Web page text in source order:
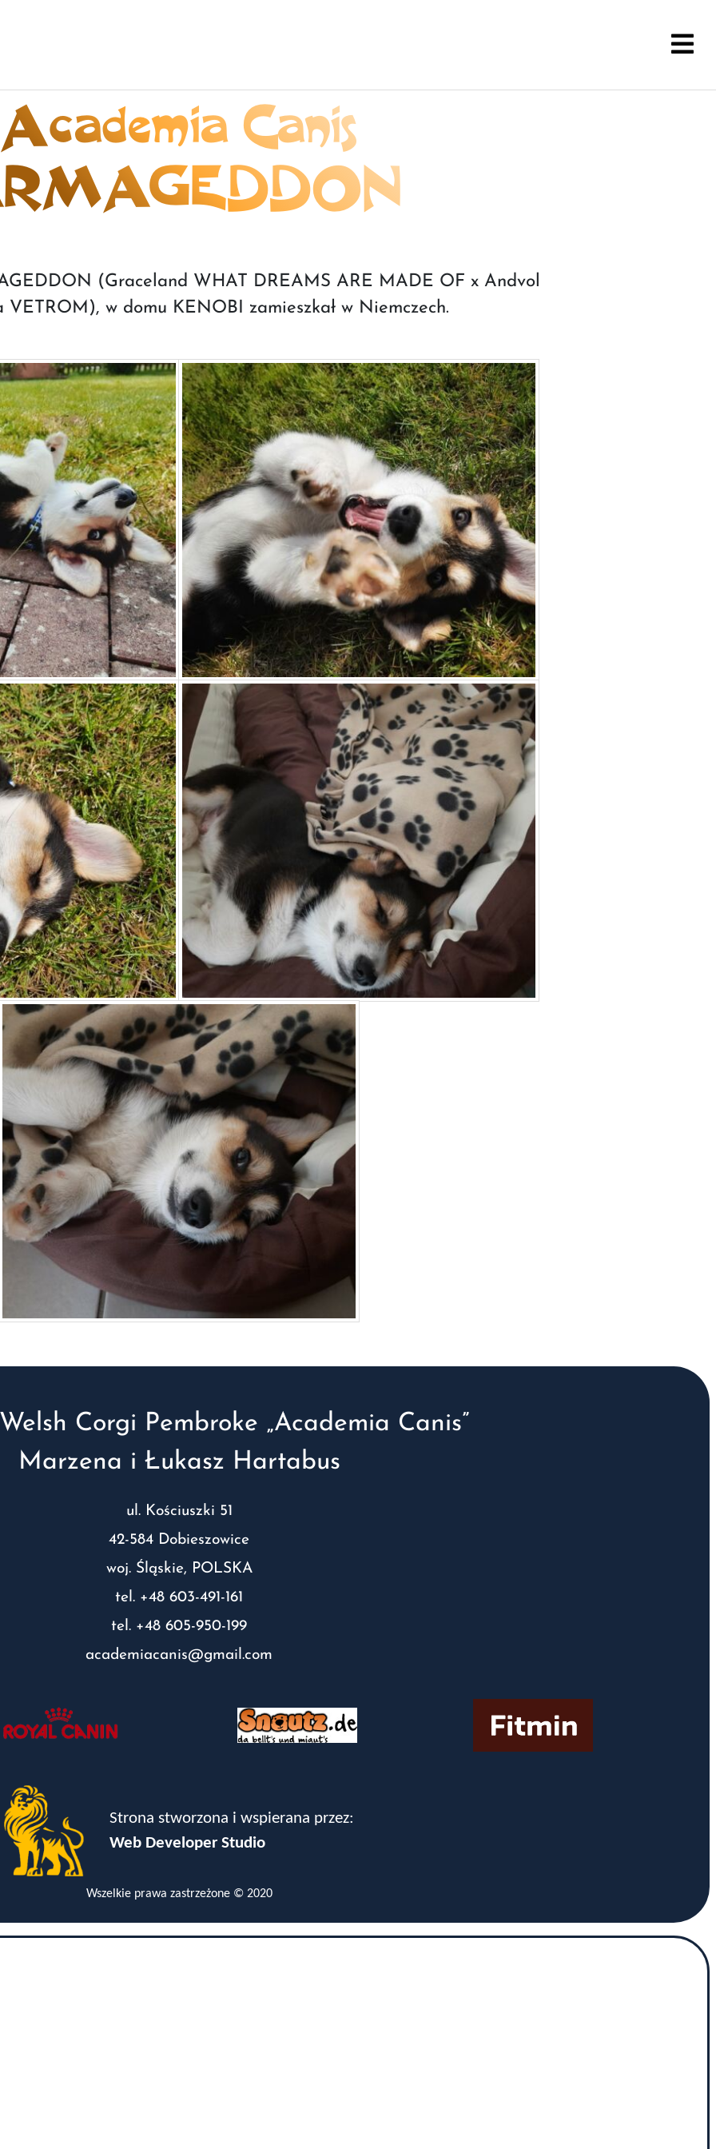
Academia Canis
(Graceland WHAT DREAMS ARE MADE OF x Andvol
VETROM), w domu KENOBI zamieszkał w Niemczech.
Corgi Pembroke „Academia Canis”
Marzena i Łukasz Hartabus
ul. Kościuszki 51
42-584 Dobieszowice
woj. Śląskie, POLSKA
tel. +48 603-491-161
tel. +48 605-950-199
academiacanis@gmail.com
Strona stworzona i wspierana przez:
Web Developer Studio
Wszelkie prawa zastrzeżone © 2020